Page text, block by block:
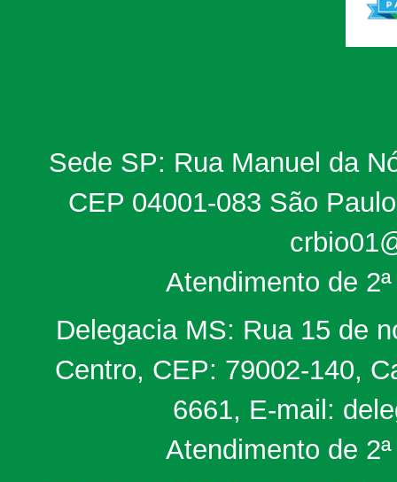
Sede SP: Rua Manuel da
CEP 04001-083 São
Atendimento de
Delegacia MS: Rua 15 de
Centro, CEP: 79002-140,
6661, E-mail:
Atendimento de